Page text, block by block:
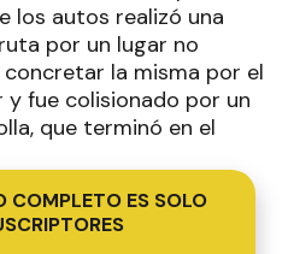
los autos realizó una
por un lugar no
la misma por el
fue colisionado por un
que terminó en el
COMPLETO ES SOLO